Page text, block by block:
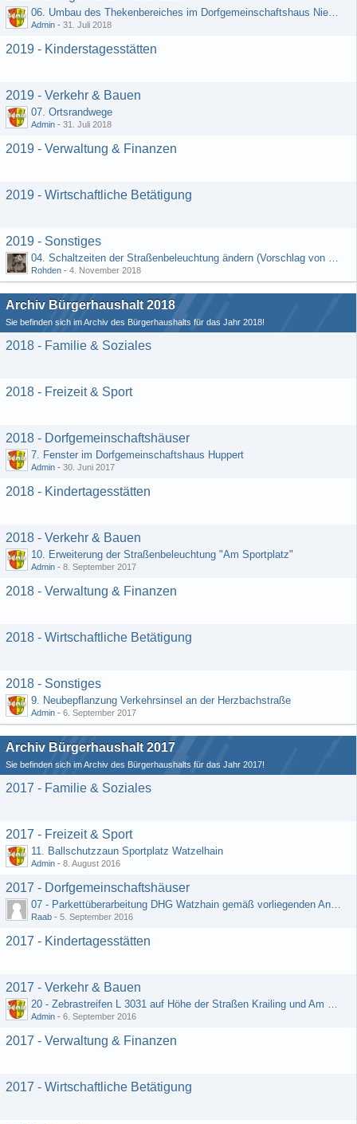
06. Umbau des Thekenbereiches im Dorfgemeinschaftshaus Niedermeilingen und Schaffung eines Lagerraumes
Admin - 31. Juli 2018
2019 - Kinderstagesstätten
2019 - Verkehr & Bauen
07. Ortsrandwege
Admin - 31. Juli 2018
2019 - Verwaltung & Finanzen
2019 - Wirtschaftliche Betätigung
2019 - Sonstiges
04. Schaltzeiten der Straßenbeleuchtung ändern (Vorschlag von Hermann Rädiker 01.07.2018)
Rohden - 4. November 2018
Archiv Bürgerhaushalt 2018
Sie befinden sich im Archiv des Bürgerhaushalts für das Jahr 2018!
2018 - Familie & Soziales
2018 - Freizeit & Sport
2018 - Dorfgemeinschaftshäuser
7. Fenster im Dorfgemeinschaftshaus Huppert
Admin - 30. Juni 2017
2018 - Kindertagesstätten
2018 - Verkehr & Bauen
10. Erweiterung der Straßenbeleuchtung "Am Sportplatz"
Admin - 8. September 2017
2018 - Verwaltung & Finanzen
2018 - Wirtschaftliche Betätigung
2018 - Sonstiges
9. Neubepflanzung Verkehrsinsel an der Herzbachstraße
Admin - 6. September 2017
Archiv Bürgerhaushalt 2017
Sie befinden sich im Archiv des Bürgerhaushalts für das Jahr 2017!
2017 - Familie & Soziales
2017 - Freizeit & Sport
11. Ballschutzzaun Sportplatz Watzelhain
Admin - 8. August 2016
2017 - Dorfgemeinschaftshäuser
07 - Parkettüberarbeitung DHG Watzhain gemäß vorliegenden Angebot
Raab - 5. September 2016
2017 - Kindertagesstätten
2017 - Verkehr & Bauen
20 - Zebrastreifen L 3031 auf Höhe der Straßen Krailing und Am Heiligenborn
Admin - 6. September 2016
2017 - Verwaltung & Finanzen
2017 - Wirtschaftliche Betätigung